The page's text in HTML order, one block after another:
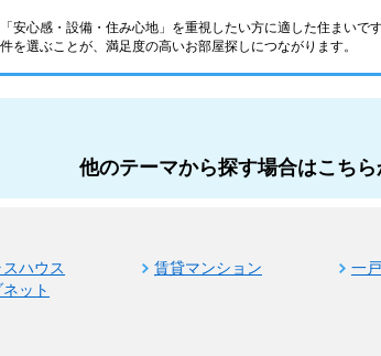
安心感・設備・住み心地」を重視したい方に適した住まいで
を選ぶことが、満足度の高いお部屋探しにつながります。
他のテーマから探す場合はこちら
スハウス 賃貸マンション 一
ネット